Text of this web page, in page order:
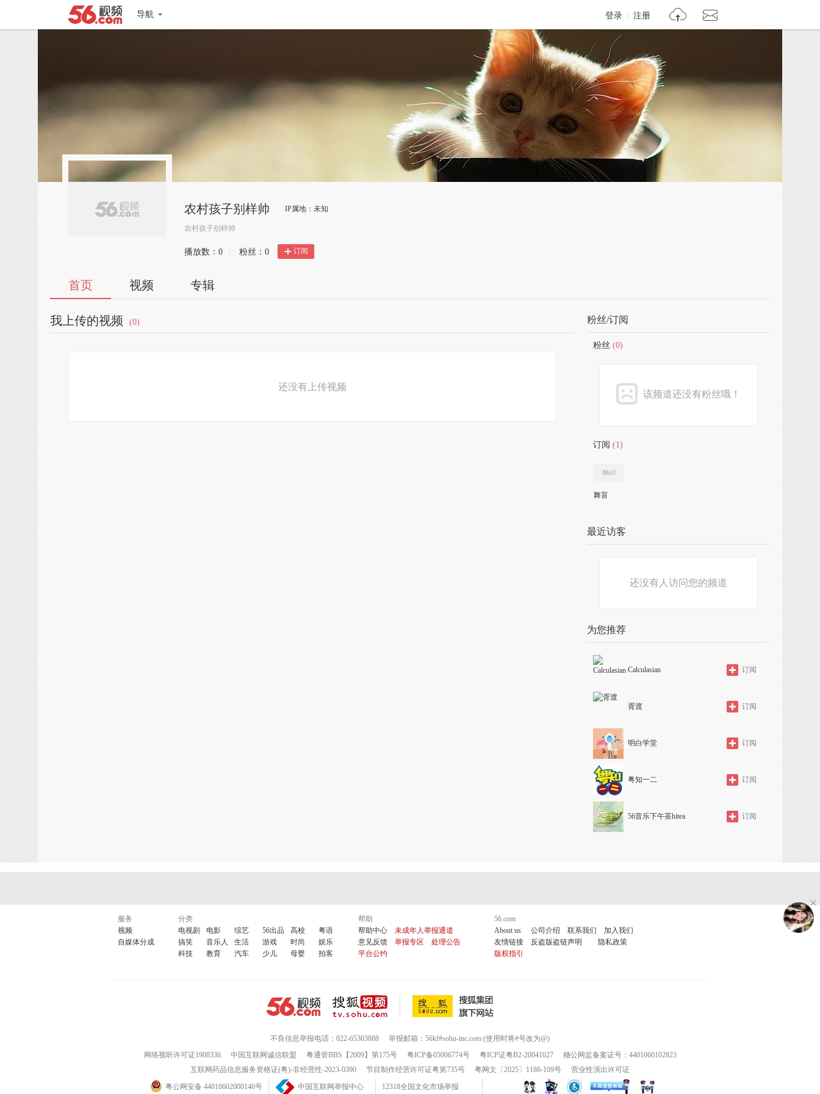
导航 登录 注册
农村孩子别样帅 IP属地：未知
农村孩子别样帅
播放数： 0 粉丝： 0 订阅
首页 视频 专辑
我上传的视频 (0)
还没有上传视频
粉丝/订阅
粉丝 (0)
该频道还没有粉丝哦！
订阅 (1)
舞盲
最近访客
还没有人访问您的频道
为您推荐
Calculasian 订阅
胥渡 订阅
明白学堂 订阅
粤知一二 订阅
56音乐下午茶hitea 订阅
服务
视频
自媒体分成
分类
电视剧
电影 综艺 56出品 高校
粤语
搞笑
音乐人 生活 游戏 时尚
娱乐
科技
教育 汽车 少儿 母婴 拍客
帮助
帮助中心
未成年人举报通道
意见反馈
举报专区
处理公告
平台公约
56.com
About us
公司介绍 联系我们
加入我们
友情链接
反盗版盗链声明
隐私政策
版权指引
不良信息举报电话：022-65303888
举报邮箱：56kf#sohu-inc.com (使用时将#号改为@)
网络视听许可证1908336
中国互联网诚信联盟 粤通管BBS【2009】第175号 粤ICP备05006774号 粤ICP证粤B2-20041027
穗公网监备案证号：4401060102823
互联网药品信息服务资格证(粤)-非经营性-2023-0390
节目制作经营许可证粤第735号 粤网文〔2025〕1186-109号
营业性演出许可证
粤公网安备 44010602000140号
中国互联网举报中心 12318全国文化市场举报